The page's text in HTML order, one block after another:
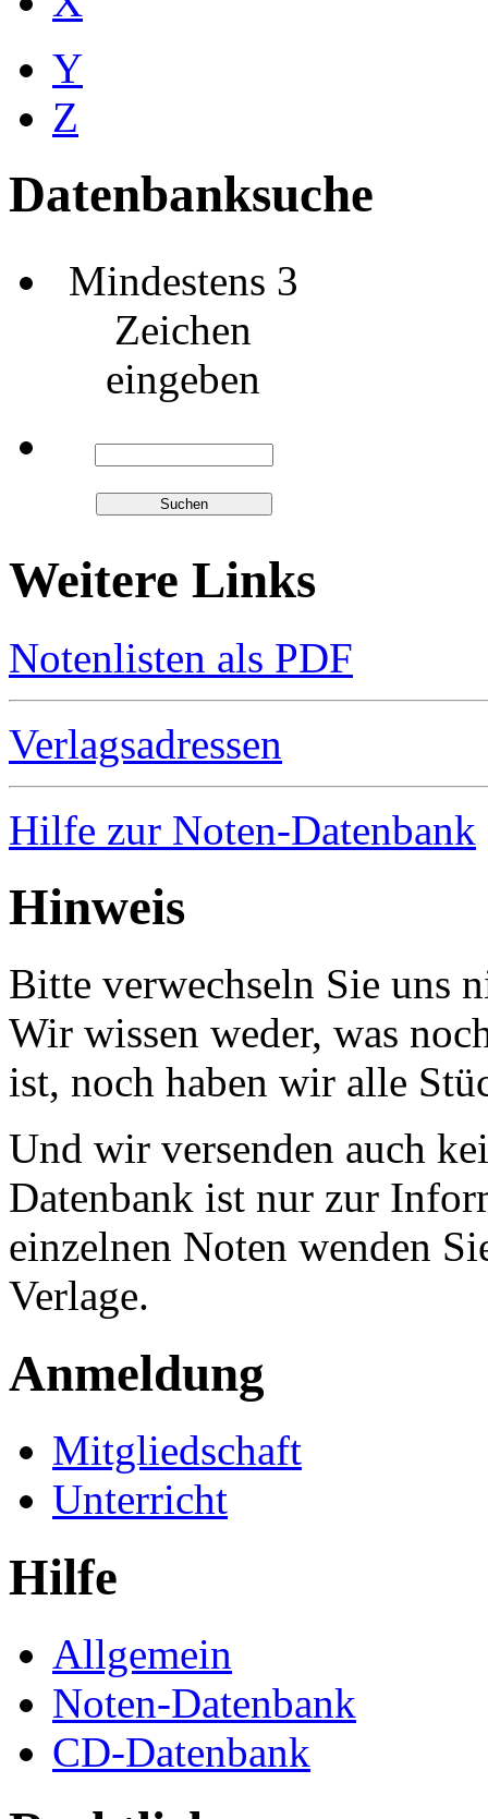
Y
Z
Datenbanksuche
Mindestens 3
Zeichen
eingeben
Weitere Links
Notenlisten als PDF
Verlagsadressen
Hilfe zur Noten-Datenbank
Hinweis
Bitte verwechseln Sie uns
Wir wissen weder, was
ist, noch haben wir alle
Und wir versenden auch
Datenbank ist nur zur
einzelnen Noten wenden
Verlage.
Anmeldung
Mitgliedschaft
Unterricht
Hilfe
Allgemein
Noten-Datenbank
CD-Datenbank